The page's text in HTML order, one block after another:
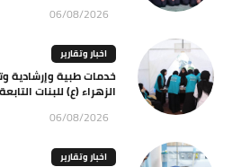
06/08/2026
اخبار وتقارير
خدمات طبية وإرشادية
الزهراء (ع) للبنات
06/08/2026
اخبار وتقارير